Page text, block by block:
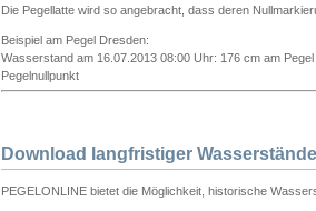
Die Pegellatte wird so angebracht, dass deren
Beispiel am Pegel Dresden:
Wasserstand am 16.07.2013 08:00 Uhr: 176 cm am Pegel
Pegelnullpunkt
Download langfristiger
PEGELONLINE bietet die Möglichkeit, historische